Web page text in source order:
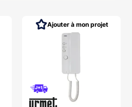
Ajouter à mon projet